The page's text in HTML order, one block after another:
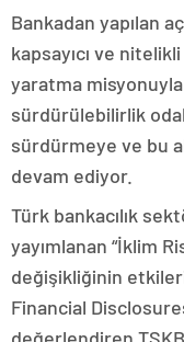
Bankadan yapılan
kapsayıcı ve
yaratma
sürdürülebilirlik
sürdürmeye ve bu
devam ediyor.
Türk bankacılık
yayımlanan “İklim
değişikliğinin
Financial